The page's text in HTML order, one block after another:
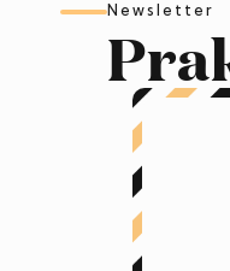
Newsletter